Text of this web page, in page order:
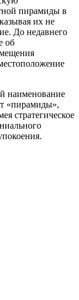
пирамиды в
их не
До недавнего
об
наименование
«пирамиды»,
стратегическое